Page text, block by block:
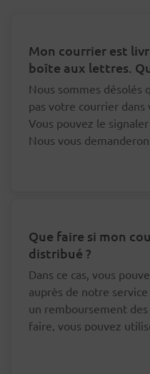
Mon courrier est
boîte aux lettres.
Nous sommes désolés
pas votre courrier
Vous pouvez le
Nous vous
Que faire si mon
distribué ?
Dans ce cas, vous
auprès de notre
un remboursement
faire, vous pouvez